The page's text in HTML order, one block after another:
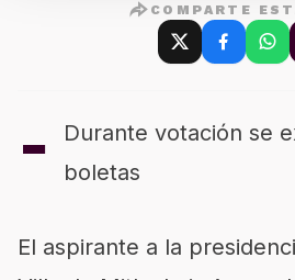
COMPARTE
-
Durante votación se
boletas
El aspirante a la